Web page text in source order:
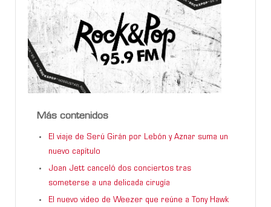
Más contenidos
El viaje de Serú Girán por Lebón y Aznar suma un
nuevo capítulo
Joan Jett canceló dos conciertos tras
someterse a una delicada cirugía
El nuevo video de Weezer que reúne a Tony Hawk